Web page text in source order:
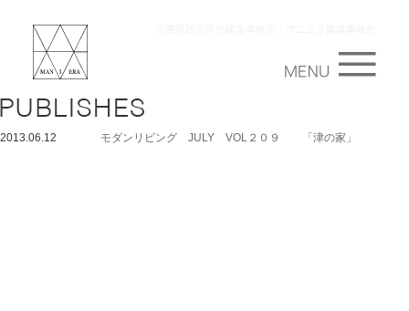
2013.06.12 モダンリビング JULY VOL２０９ 「津の家」